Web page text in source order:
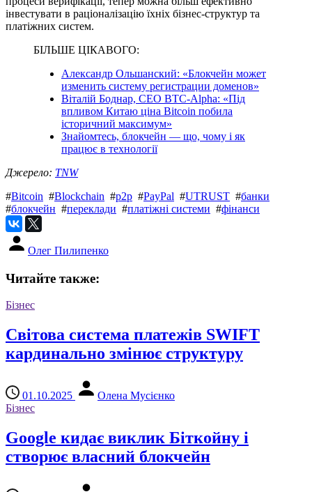
інвестувати в раціоналізацію їхніх бізнес-структур та
платіжних систем.
БІЛЬШЕ ЦІКАВОГО:
Александр Ольшанский: «Блокчейн может
изменить систему регистрации доменов»
Віталій Боднар, CEO BTC-Alpha: «Під
впливом Китаю ціна Bitcoin побила
історичний максимум»
Знайомтесь, блокчейн — що, чому і як
працює в технології
Джерело: TNW
#Bitcoin #Blockchain #p2p #PayPal #UTRUST #банки
#блокчейн #переклади #платіжні системи #фінанси
Олег Пилипенко
Читайте также:
Бізнес
Світова система платежів SWIFT
кардинально змінює структуру
01.10.2025
Олена Мусієнко
Бізнес
Google кидає виклик Біткойну і
створює власний блокчейн